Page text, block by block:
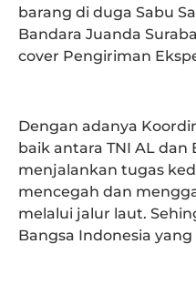
barang di duga Sabu
Bandara Juanda
cover Pengiriman
Dengan adanya
baik antara TNI AL dan
menjalankan tugas
mencegah dan
melalui jalur laut.
Bangsa Indonesia